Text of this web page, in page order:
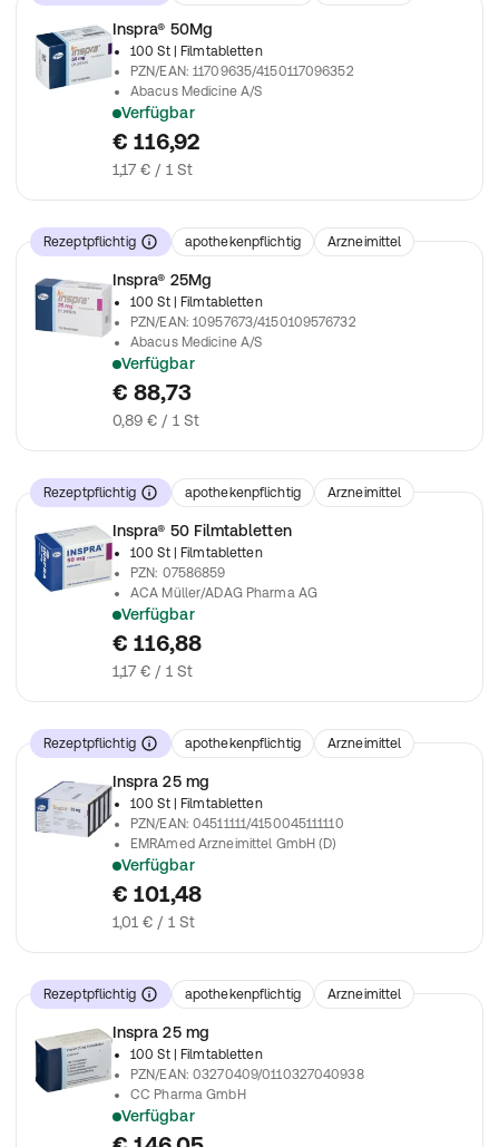
Inspra® 50Mg
100 St
| Filmtabletten
PZN/EAN:11709635/4150117096352
Abacus Medicine A/S
Verfügbar
verschreibungspflichtiges Arzneimittel
€ 116,92
1,17 € / 1 St
Rezeptpflichtig apothekenpflichtig Arzneimittel
Inspra® 25Mg
100 St
| Filmtabletten
PZN/EAN:10957673/4150109576732
Abacus Medicine A/S
Verfügbar
verschreibungspflichtiges Arzneimittel
€ 88,73
0,89 € / 1 St
Rezeptpflichtig apothekenpflichtig Arzneimittel
Inspra® 50 Filmtabletten
100 St
| Filmtabletten
PZN: 07586859
ACA Müller/ADAG Pharma AG
Verfügbar
verschreibungspflichtiges Arzneimittel
€ 116,88
1,17 € / 1 St
Rezeptpflichtig apothekenpflichtig Arzneimittel
Inspra 25 mg
100 St
| Filmtabletten
PZN/EAN:04511111/4150045111110
EMRAmed Arzneimittel GmbH (D)
Verfügbar
verschreibungspflichtiges Arzneimittel
€ 101,48
1,01 € / 1 St
Rezeptpflichtig apothekenpflichtig Arzneimittel
Inspra 25 mg
100 St
| Filmtabletten
PZN/EAN:03270409/0110327040938
CC Pharma GmbH
Verfügbar
verschreibungspflichtiges Arzneimittel